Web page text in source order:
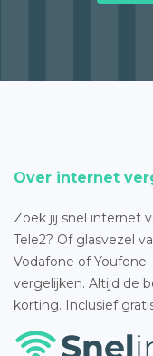
Over internet
Zoek jij snel internet
Tele2? Of glasvezel
Vodafone of
vergelijken. Altijd de
korting. Inclusief